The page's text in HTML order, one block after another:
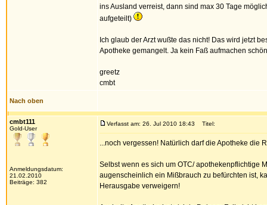
ins Ausland verreist, dann sind max 30 Tage
aufgeteilt)
Ich glaub der Arzt wußte das nicht! Das wird jetzt
Apotheke gemangelt. Ja kein Faß aufmachen
greetz
cmbt
Nach oben
cmbt111
Gold-User
Anmeldungsdatum:
21.02.2010
Beiträge: 382
Verfasst am: 26. Jul 2010 18:43 Titel:
...noch vergessen! Natürlich darf die Apotheke die
Selbst wenn es sich um OTC/ apothekenpflichtige
augenscheinlich ein Mißbrauch zu befürchten ist,
Herausgabe verweigern!